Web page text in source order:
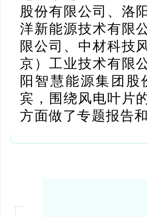
股份有限公司、洛
洋新能源技术有限
限公司、中材科技
京）工业技术有限
阳智慧能源集团
宾，围绕风电叶片
方面做了专题报告